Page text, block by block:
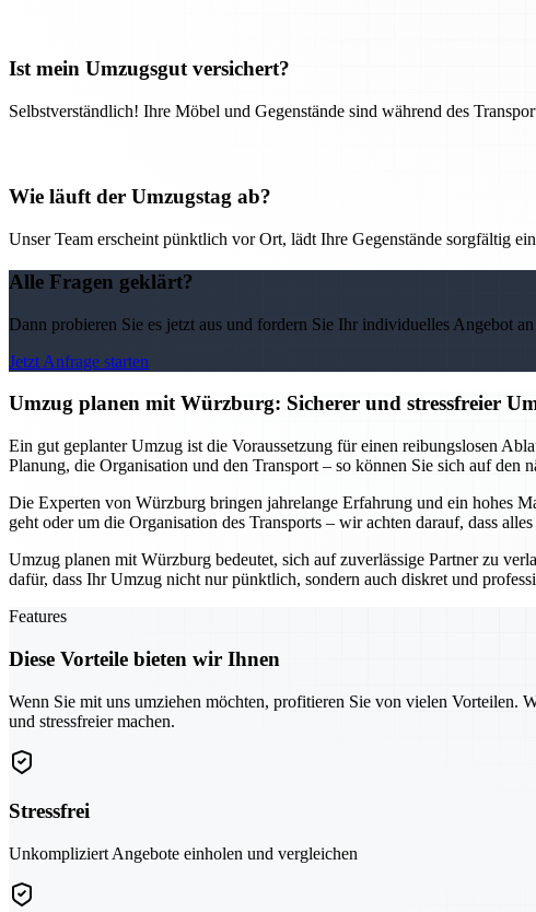
Ist mein Umzugsgut versichert?
Selbstverständlich! Ihre Möbel und Gegenstände sind während des
Wie läuft der Umzugstag ab?
Unser Team erscheint pünktlich vor Ort, lädt Ihre Gegenstände sorgfältig
Alle Fragen geklärt?
Dann probieren Sie es jetzt aus und fordern Sie Ihr individuelles Angebot
Jetzt Anfrage starten
Umzug planen mit Würzburg: Sicherer und stressfreier
Ein gut geplanter Umzug ist die Voraussetzung für einen reibungslosen
Planung, die Organisation und den Transport – so können Sie sich auf den
Die Experten von Würzburg bringen jahrelange Erfahrung und ein hohes
geht oder um die Organisation des Transports – wir achten darauf, dass
Umzug planen mit Würzburg bedeutet, sich auf zuverlässige Partner zu
dafür, dass Ihr Umzug nicht nur pünktlich, sondern auch diskret und
Features
Diese Vorteile bieten wir Ihnen
Wenn Sie mit uns umziehen möchten, profitieren Sie von vielen Vorteilen.
und stressfreier machen.
Stressfrei
Unkompliziert Angebote einholen und vergleichen